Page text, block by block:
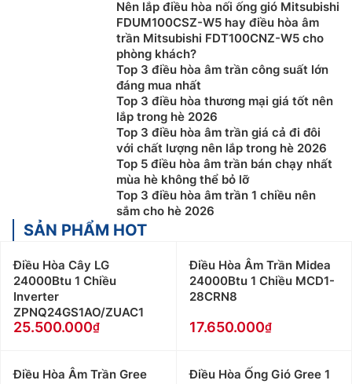
Nên lắp điều hòa nối ống gió Mitsubishi
FDUM100CSZ-W5 hay điều hòa âm
trần Mitsubishi FDT100CNZ-W5 cho
phòng khách?
Top 3 điều hòa âm trần công suất lớn
đáng mua nhất
Top 3 điều hòa thương mại giá tốt nên
lắp trong hè 2026
Top 3 điều hòa âm trần giá cả đi đôi
với chất lượng nên lắp trong hè 2026
Top 5 điều hòa âm trần bán chạy nhất
mùa hè không thể bỏ lỡ
Top 3 điều hòa âm trần 1 chiều nên
sắm cho hè 2026
SẢN PHẨM HOT
Điều Hòa Cây LG
24000Btu 1 Chiều
Inverter
ZPNQ24GS1AO/ZUAC1
25.500.000
Điều Hòa Âm Trần Midea
24000Btu 1 Chiều MCD1-
28CRN8
17.650.000
Điều Hòa Âm Trần Gree
Điều Hòa Ống Gió Gree 1